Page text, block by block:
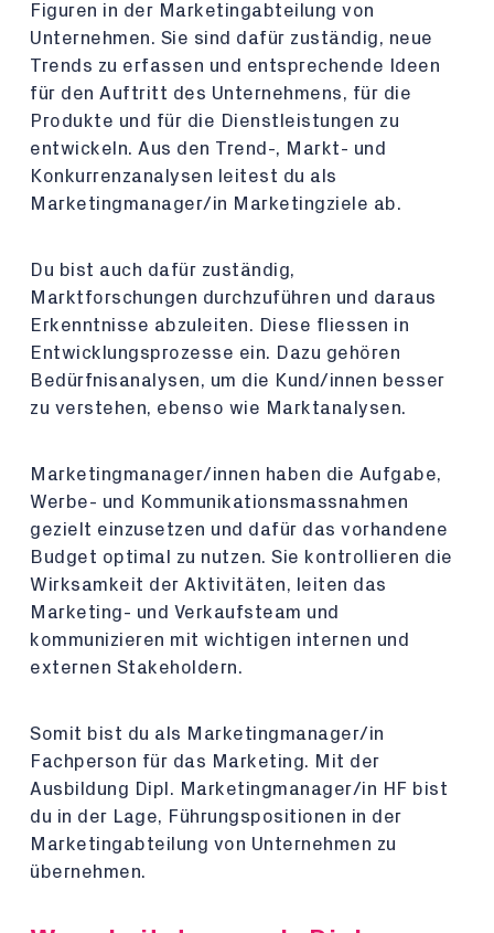
Figuren in der Marketingabteilung von
Unternehmen. Sie sind dafür zuständig, neue
Trends zu erfassen und entsprechende Ideen
für den Auftritt des Unternehmens, für die
Produkte und für die Dienstleistungen zu
entwickeln. Aus den Trend-, Markt- und
Konkurrenzanalysen leitest du als
Marketingmanager/in Marketingziele ab.
Du bist auch dafür zuständig,
Marktforschungen durchzuführen und daraus
Erkenntnisse abzuleiten. Diese fliessen in
Entwicklungsprozesse ein. Dazu gehören
Bedürfnisanalysen, um die Kund/innen besser
zu verstehen, ebenso wie Marktanalysen.
Marketingmanager/innen haben die Aufgabe,
Werbe- und Kommunikationsmassnahmen
gezielt einzusetzen und dafür das vorhandene
Budget optimal zu nutzen. Sie kontrollieren die
Wirksamkeit der Aktivitäten, leiten das
Marketing- und Verkaufsteam und
kommunizieren mit wichtigen internen und
externen Stakeholdern.
Somit bist du als Marketingmanager/in
Fachperson für das Marketing. Mit der
Ausbildung Dipl. Marketingmanager/in HF bist
du in der Lage, Führungspositionen in der
Marketingabteilung von Unternehmen zu
übernehmen.